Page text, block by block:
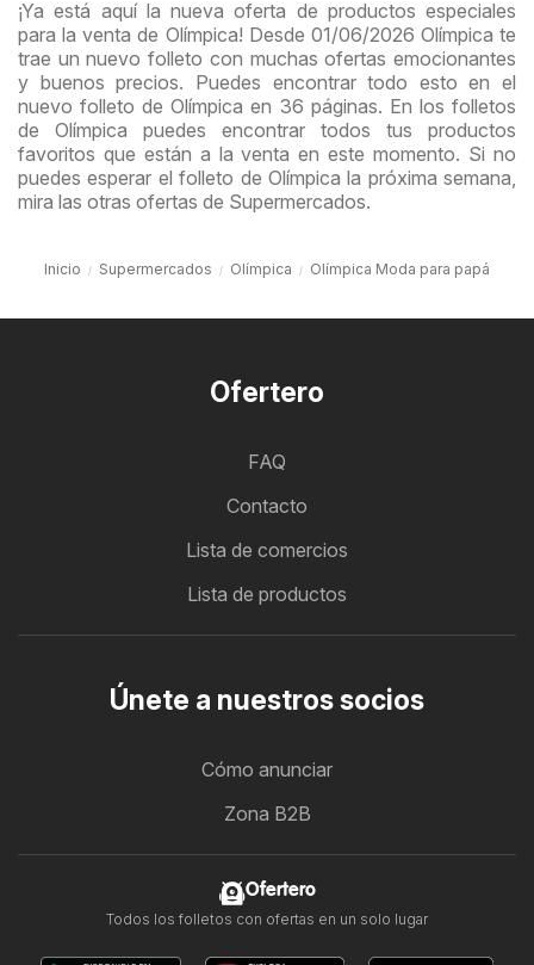
¡Ya está aquí la nueva oferta de productos especiales
para la venta de Olímpica! Desde 01/06/2026 Olímpica te
trae un nuevo folleto con muchas ofertas emocionantes
y buenos precios. Puedes encontrar todo esto en el
nuevo folleto de Olímpica en 36 páginas. En los folletos
de Olímpica puedes encontrar todos tus productos
favoritos que están a la venta en este momento. Si no
puedes esperar el folleto de Olímpica la próxima semana,
mira las otras ofertas de Supermercados.
Inicio Supermercados Olímpica Olímpica Moda para papá
Ofertero
FAQ
Contacto
Lista de comercios
Lista de productos
Únete a nuestros socios
Cómo anunciar
Zona B2B
Ofertero
Todos los folletos con ofertas en un solo lugar